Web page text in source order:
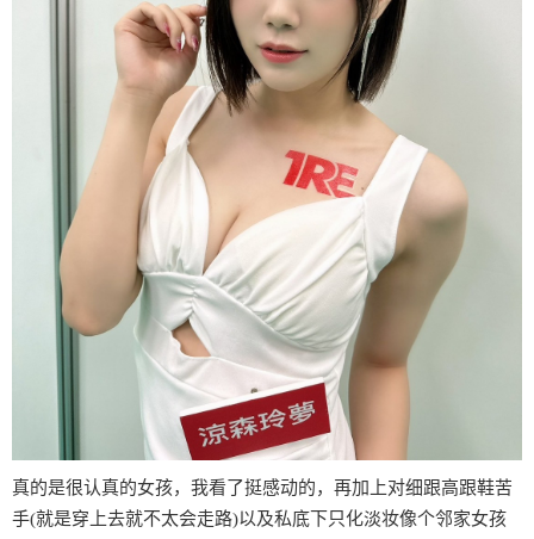
真的是很认真的女孩，我看了挺感动的，再加上对细跟高跟鞋苦
手(就是穿上去就不太会走路)以及私底下只化淡妆像个邻家女孩